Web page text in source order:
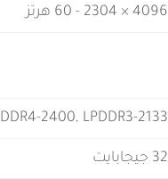
4096 × 2304 - 60 هرتز
DDR4-2400, LPDDR3-2133
32 جيجابايت